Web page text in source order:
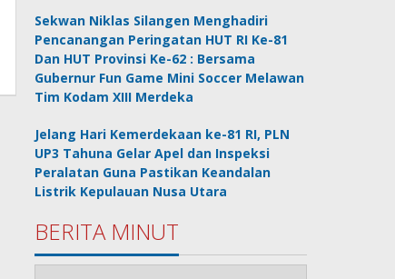
Sekwan Niklas Silangen Menghadiri
Pencanangan Peringatan HUT RI Ke-81
Dan HUT Provinsi Ke-62 : Bersama
Gubernur Fun Game Mini Soccer Melawan
Tim Kodam XIII Merdeka
Jelang Hari Kemerdekaan ke-81 RI, PLN
UP3 Tahuna Gelar Apel dan Inspeksi
Peralatan Guna Pastikan Keandalan
Listrik Kepulauan Nusa Utara
BERITA MINUT